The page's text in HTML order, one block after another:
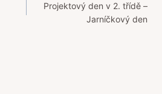
Projektový den v 2. třídě –
Jarníčkový den